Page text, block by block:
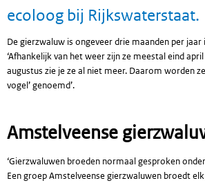
ecoloog bij Rijkswaterstaat.
De gierzwaluw is ongeveer drie maanden per jaar
‘Afhankelijk van het weer zijn ze meestal eind
augustus zie je ze al niet meer. Daarom worden
vogel’ genoemd’.
Amstelveense
‘Gierzwaluwen broeden normaal gesproken
Een groep Amstelveense gierzwaluwen broedt